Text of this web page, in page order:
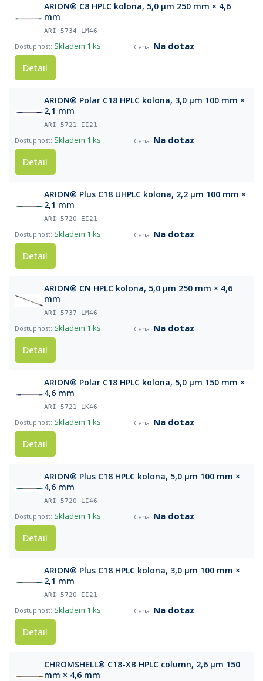
ARION® C8 HPLC kolona, 5,0 µm 250 mm × 4,6
mm
ARI-5734-LM46
Skladem 1 ks
Na dotaz
Detail
ARION® Polar C18 HPLC kolona, 3,0 µm 100 mm ×
2,1 mm
ARI-5721-II21
Skladem 1 ks
Na dotaz
Detail
ARION® Plus C18 UHPLC kolona, 2,2 µm 100 mm ×
2,1 mm
ARI-5720-EI21
Skladem 1 ks
Na dotaz
Detail
ARION® CN HPLC kolona, 5,0 µm 250 mm × 4,6
mm
ARI-5737-LM46
Skladem 1 ks
Na dotaz
Detail
ARION® Polar C18 HPLC kolona, 5,0 µm 150 mm ×
4,6 mm
ARI-5721-LK46
Skladem 1 ks
Na dotaz
Detail
ARION® Plus C18 HPLC kolona, 5,0 µm 100 mm ×
4,6 mm
ARI-5720-LI46
Skladem 1 ks
Na dotaz
Detail
ARION® Plus C18 HPLC kolona, 3,0 µm 100 mm ×
2,1 mm
ARI-5720-II21
Skladem 1 ks
Na dotaz
Detail
CHROMSHELL® C18-XB HPLC column, 2,6 µm 150
mm × 4,6 mm